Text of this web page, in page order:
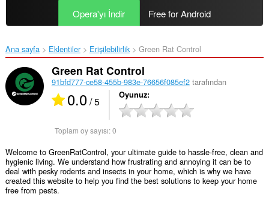
Opera'yı İndir Free for Android
Ana sayfa Eklentiler Erişilebilirlik Green Rat Control‎
Green Rat Control
91bfd777-ce58-455b-983e-76656f085ef2tarafından
0.0/ 5 Oyunuz
Toplam oy sayısı:0
Welcome to GreenRatControl, your ultimate guide to hassle-free, clean and
hygienic living. We understand how frustrating and annoying it can be to
deal with pesky rodents and insects in your home, which is why we have
created this website to help you find the best solutions to keep your home
free from pests.